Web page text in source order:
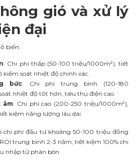
gió và xử lý
đại
biến:
: Chi phí thấp (50-100 triệu/1000m²), tiết
soát nhiệt độ chính xác.
bức: Chi phí trung bình (120-180
nhiệt độ tốt hơn, tiêu thụ điện cao.
âm: Chi phí cao (200-250 triệu/1000m²),
kiệm năng lượng lâu dài.
chi phí đầu tư khoảng 50-100 triệu đồng
trung bình 2-3 năm, tiết kiệm 100% chi
nhập từ phân bón.